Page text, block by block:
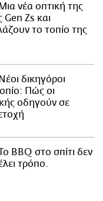
νέα οπτική της
Gen Zs και
το τοπίο της
δικηγόροι
Πώς οι
οδηγούν σε
BBQ στο σπίτι δεν
τρόπο.